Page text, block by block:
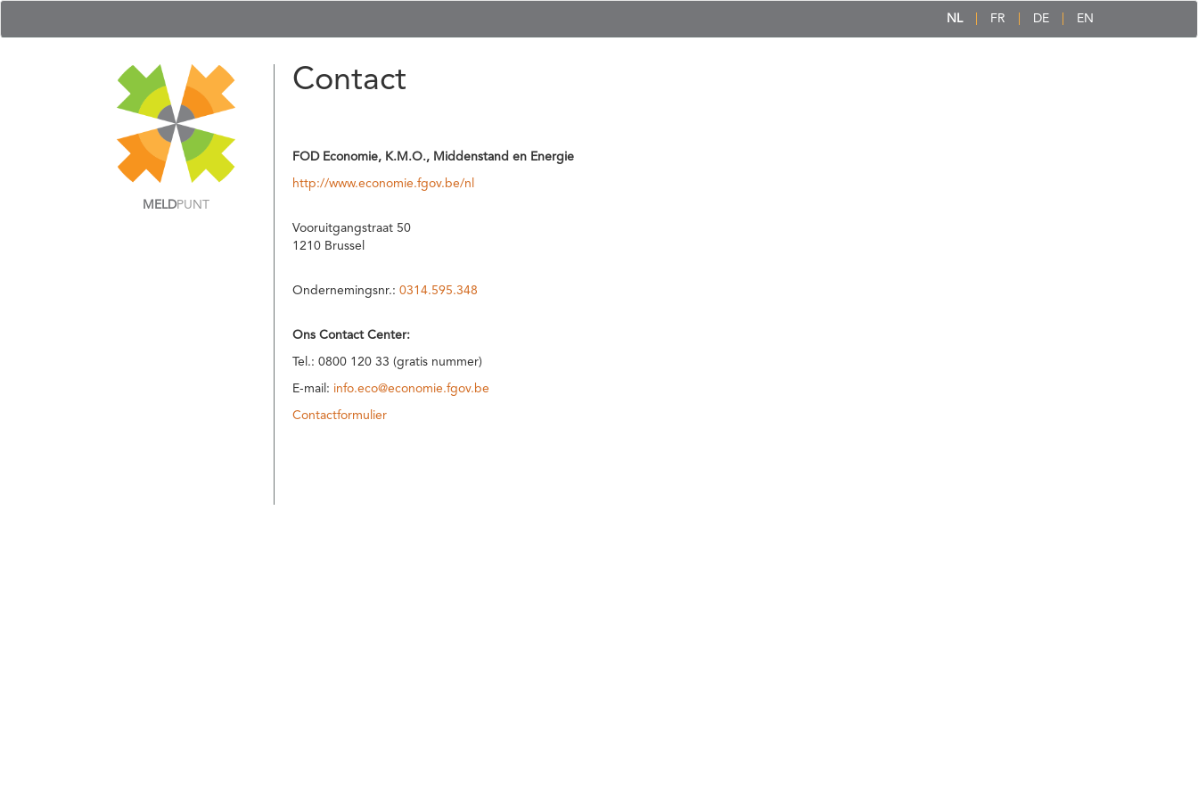
NL FR DE EN
MELDPUNT
Contact
FOD Economie, K.M.O., Middenstand en Energie
http://www.economie.fgov.be/nl
Vooruitgangstraat 50
1210 Brussel
Ondernemingsnr.: 0314.595.348
Ons Contact Center:
Tel.: 0800 120 33 (gratis nummer)
E-mail: info.eco@economie.fgov.be
Contactformulier